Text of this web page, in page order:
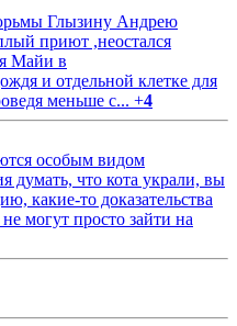
Глызину Андрею
приют ,неостался
Майи в
и отдельной клетке для
меньше с... +4
особым видом
думать, что кота украли, вы
какие-то доказательства
могут просто зайти на